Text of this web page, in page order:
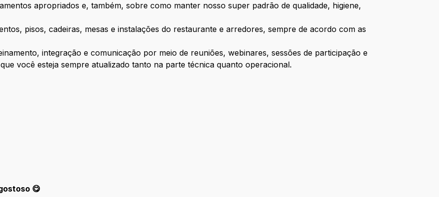
apropriados e, também, sobre como manter nosso super padrão de qualidade, higiene,
pisos, cadeiras, mesas e instalações do restaurante e arredores, sempre de acordo com as
integração e comunicação por meio de reuniões, webinares, sessões de participação e
você esteja sempre atualizado tanto na parte técnica quanto operacional.
😋